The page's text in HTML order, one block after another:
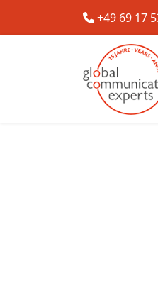
+49 69 17